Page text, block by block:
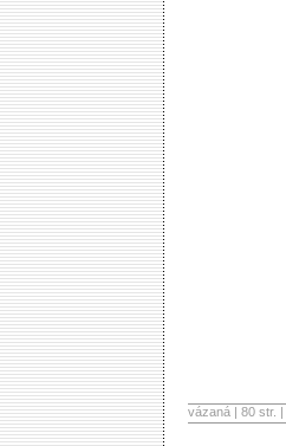
vázaná | 80 str. |